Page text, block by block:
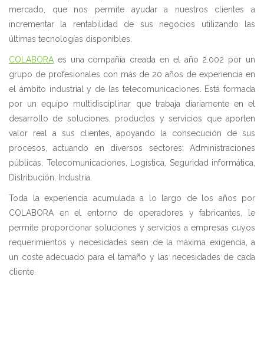
mercado, que nos permite ayudar a nuestros clientes a
incrementar la rentabilidad de sus negocios utilizando las
últimas tecnologías disponibles.
COLABORA es una compañía creada en el año 2.002 por un
grupo de profesionales con más de 20 años de experiencia en
el ámbito industrial y de las telecomunicaciones. Está formada
por un equipo multidisciplinar que trabaja diariamente en el
desarrollo de soluciones, productos y servicios que aporten
valor real a sus clientes, apoyando la consecución de sus
procesos, actuando en diversos sectores: Administraciones
públicas, Telecomunicaciones, Logística, Seguridad informática,
Distribución, Industria.
Toda la experiencia acumulada a lo largo de los años por
COLABORA en el entorno de operadores y fabricantes, le
permite proporcionar soluciones y servicios a empresas cuyos
requerimientos y necesidades sean de la máxima exigencia, a
un coste adecuado para el tamaño y las necesidades de cada
cliente.